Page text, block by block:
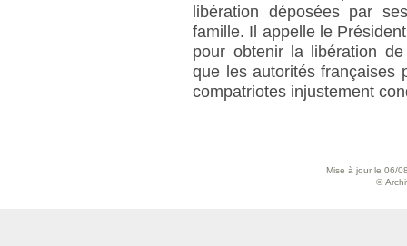
libération déposées par
famille. Il appelle le
pour obtenir la libération
que les autorités françaises
compatriotes injustement
Mise à jour le 06/
©